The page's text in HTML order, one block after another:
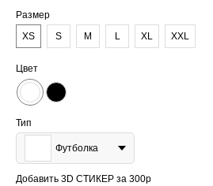
Размер
XS
S M L XL XXL
Цвет
Тип
Футболка
Добавить 3D СТИКЕР за 300р